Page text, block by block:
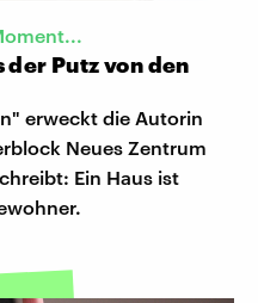
Putz von den
erweckt die Autorin
Neues Zentrum
Ein Haus ist